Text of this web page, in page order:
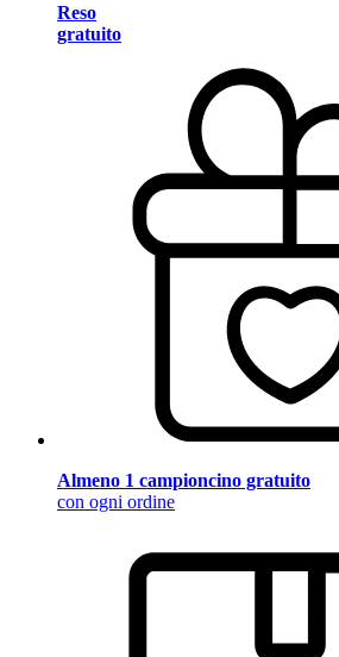
Reso
gratuito
Almeno 1 campioncino gratuito
con ogni ordine